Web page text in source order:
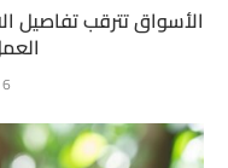
الأسواق تترقب تفاصيل
6 أغسطس، 2026